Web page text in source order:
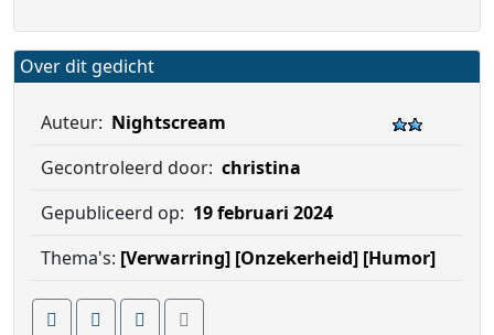
Over dit gedicht
Auteur: Nightscream
Gecontroleerd door: christina
Gepubliceerd op: 19 februari 2024
Thema's: [Verwarring] [Onzekerheid] [Humor]